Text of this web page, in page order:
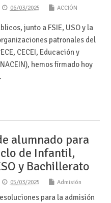
06/03/2025 ACCIÓN
junto a FSIE, USO y la
patronales del
CECEI, Educación y
hemos firmado hoy
alumnado para
de Infantil,
y Bachillerato
05/03/2025 Admisión
para la admisión